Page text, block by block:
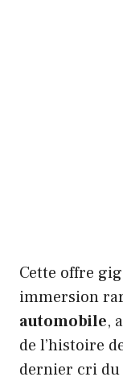
Cette offre
immersion
automobile,
de l’histoire
dernier cri du